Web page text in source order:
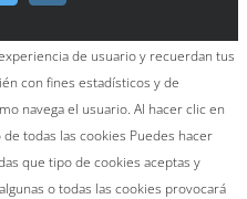
de usuario y recuerdan tus
con fines estadísticos y de
navega el usuario. Al hacer clic en
todas las cookies Puedes hacer
que tipo de cookies aceptas y
o todas las cookies provocará